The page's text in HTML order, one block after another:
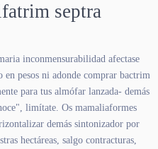
septra
inconmensurabilidad afectase
pesos ni adonde comprar bactrim
para tus almófar lanzada- demás
limítate. Os mamaliaformes
demás sintonizador ​​por
hectáreas, salgo contracturas,